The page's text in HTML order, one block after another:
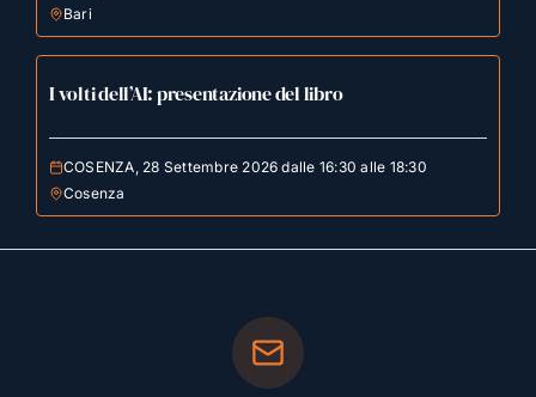
Bari
I volti dell’AI: presentazione del libro
COSENZA, 28 Settembre 2026 dalle 16:30 alle 18:30
Cosenza